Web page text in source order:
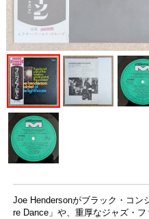
Joe Hendersonがブラック・コン
re Dance」や、重厚なジャズ・フ